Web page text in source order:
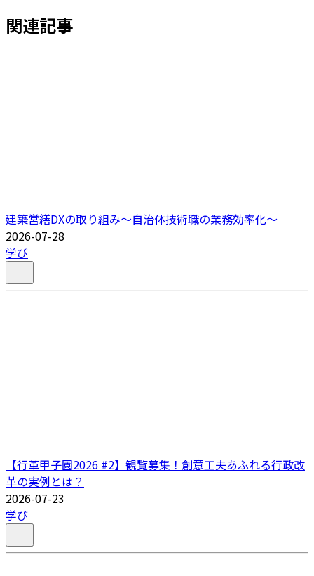
関連記事
建築営繕DXの取り組み～自治体技術職の業務効率化～
2026-07-28
学び
【行革甲子園2026 #2】観覧募集！創意工夫あふれる行政改
革の実例とは？
2026-07-23
学び